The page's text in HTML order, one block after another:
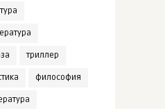
триллер
философия